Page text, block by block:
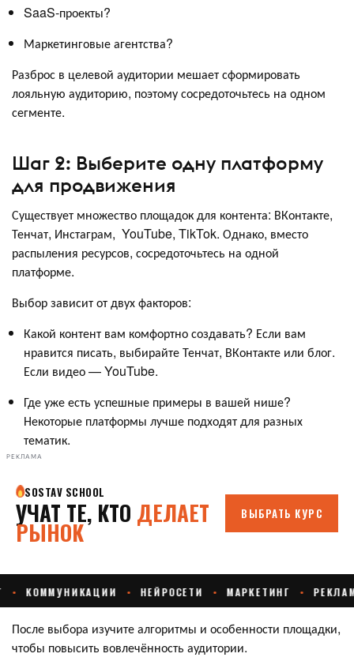
SaaS-проекты?
Маркетинговые агентства?
Разброс в целевой аудитории мешает сформировать
лояльную аудиторию, поэтому сосредоточьтесь на одном
сегменте.
Шаг 2: Выберите одну платформу
для продвижения
Существует множество площадок для контента: ВКонтакте,
Тенчат, Инстаграм, YouTube, TikTok. Однако, вместо
распыления ресурсов, сосредоточьтесь на одной
платформе.
Выбор зависит от двух факторов:
Какой контент вам комфортно создавать? Если вам
нравится писать, выбирайте Тенчат, ВКонтакте или блог.
Если видео — YouTube.
Где уже есть успешные примеры в вашей нише?
Некоторые платформы лучше подходят для разных
тематик.
РЕКЛАМА
После выбора изучите алгоритмы и особенности площадки,
чтобы повысить вовлечённость аудитории.